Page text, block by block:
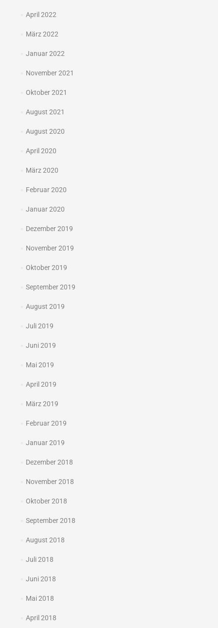
April 2022
März 2022
Januar 2022
November 2021
Oktober 2021
August 2021
August 2020
April 2020
März 2020
Februar 2020
Januar 2020
Dezember 2019
November 2019
Oktober 2019
September 2019
August 2019
Juli 2019
Juni 2019
Mai 2019
April 2019
März 2019
Februar 2019
Januar 2019
Dezember 2018
November 2018
Oktober 2018
September 2018
August 2018
Juli 2018
Juni 2018
Mai 2018
April 2018